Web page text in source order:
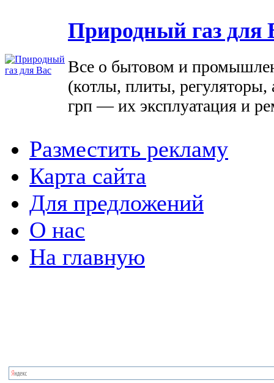
Природный газ для
Все о бытовом и
(котлы, плиты, регуляторы,
грп — их эксплуатация и
Разместить рекламу
Карта сайта
Для предложений
О нас
На главную